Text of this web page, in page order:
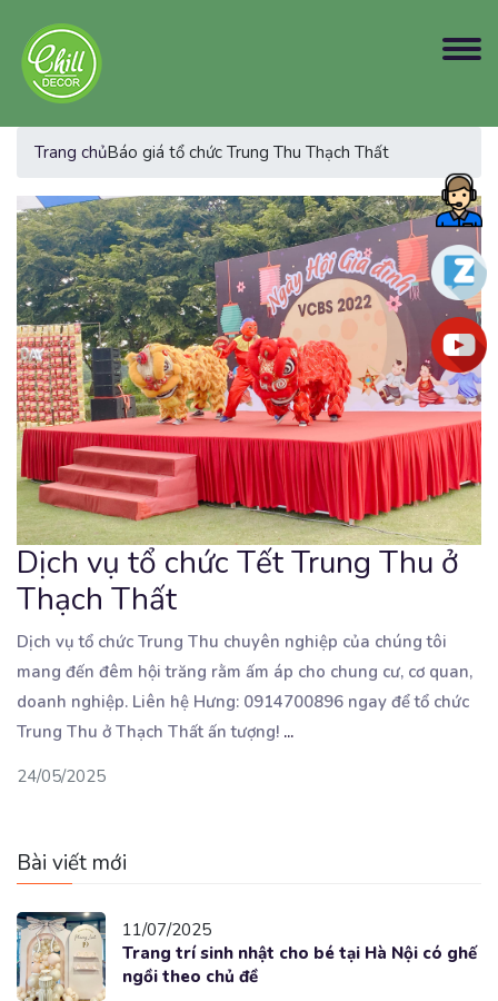
Trang chủBáo giá tổ chức Trung Thu Thạch Thất
Dịch vụ tổ chức Tết Trung Thu ở
Thạch Thất
Dịch vụ tổ chức Trung Thu chuyên nghiệp của chúng tôi
mang đến đêm hội trăng rằm ấm áp cho chung cư, cơ quan,
doanh nghiệp. Liên hệ Hưng: 0914700896 ngay để tổ chức
Trung Thu ở Thạch Thất ấn tượng! ...
24/05/2025
Bài viết mới
11/07/2025
Trang trí sinh nhật cho bé tại Hà Nội có ghế
ngồi theo chủ đề